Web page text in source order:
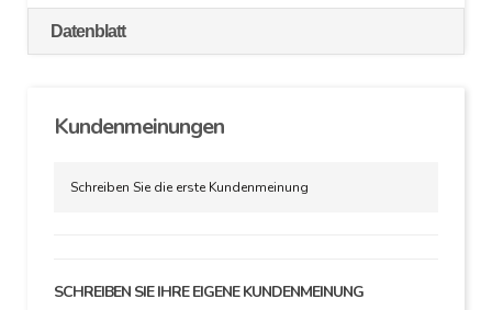
Datenblatt
Kundenmeinungen
Schreiben Sie die erste Kundenmeinung
SCHREIBEN SIE IHRE EIGENE KUNDENMEINUNG